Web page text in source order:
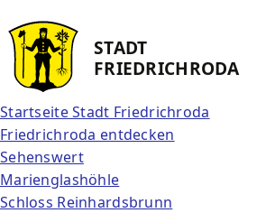
STADT
FRIEDRICH­RODA
Startseite Stadt Friedrichroda
Friedrichroda entdecken
Sehenswert
Marienglashöhle
Schloss Reinhardsbrunn